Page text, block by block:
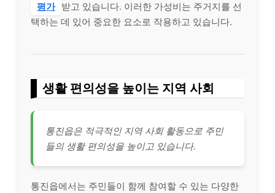
평가 받고 있습니다. 이러한 가성비는 주거지를 선
택하는 데 있어 중요한 요소로 작용하고 있습니다.
생활 편의성을 높이는 지역 사회
통진읍은 적극적인 지역 사회 활동으로 주민
들의 생활 편의성을 높이고 있습니다.
통진읍에서는 주민들이 함께 참여할 수 있는 다양한